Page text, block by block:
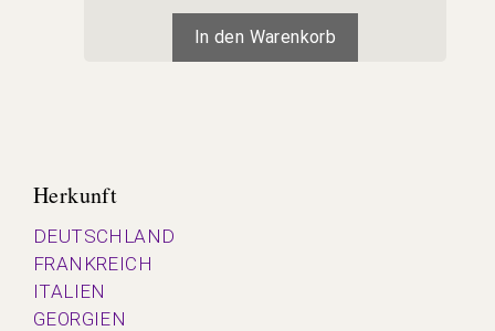
In den Warenkorb
Herkunft
DEUTSCHLAND
FRANKREICH
ITALIEN
GEORGIEN